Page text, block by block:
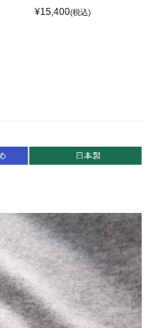
¥15,400(税込)